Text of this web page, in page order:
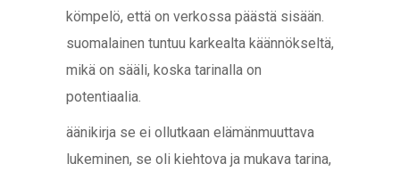
kömpelö, että on verkossa päästä sisään.
suomalainen tuntuu karkealta käännökseltä,
mikä on sääli, koska tarinalla on
potentiaalia.
äänikirja se ei ollutkaan elämänmuuttava
lukeminen, se oli kiehtova ja mukava tarina,